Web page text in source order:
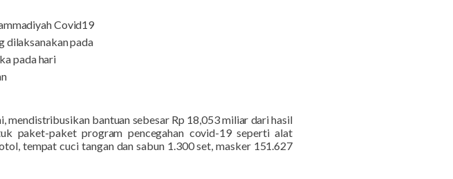
Covid19
dilaksanakan pada
pada hari
mendistribusikan bantuan sebesar Rp 18,053 miliar dari hasil
paket-paket program pencegahan covid-19 seperti alat
tempat cuci tangan dan sabun 1.300 set, masker 151.627